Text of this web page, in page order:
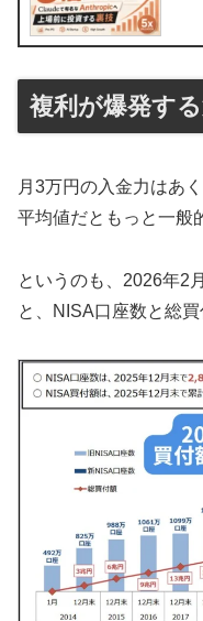
複利が爆発す
月3万円の入金力はあ
平均値だともっと一般
というのも、2026年2
と、NISA口座数と総